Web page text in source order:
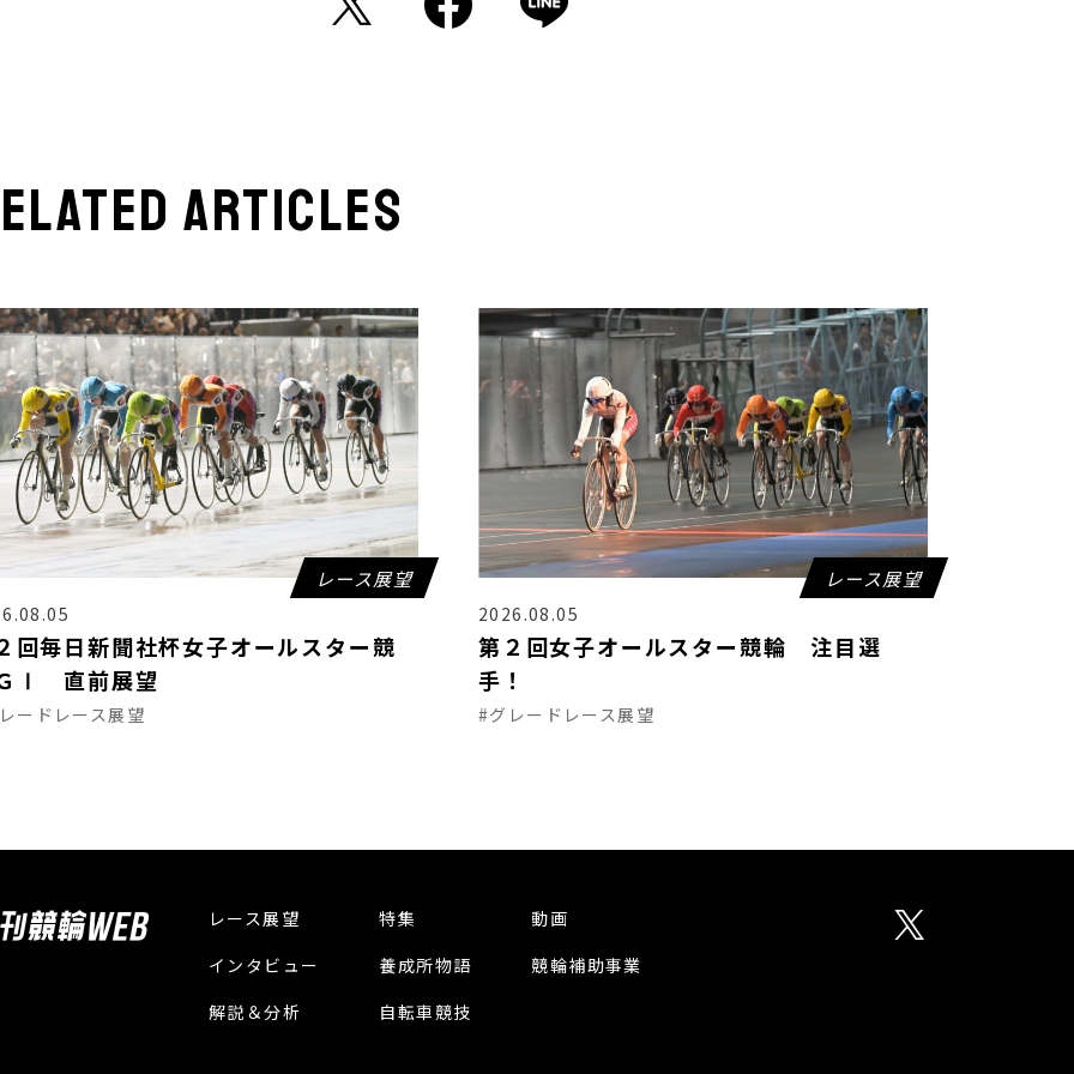
articles
レース展望
回毎日新聞社杯女子オールスター競
Ⅰ 直前展望
ードレース展望
レース展望
2026.08.05
第２回女子オールスター競輪 注目選
手！
#グレードレース展望
レース展望
インタビュー
解説＆分析
特集
養成所物語
自転車競技
動画
競輪補助事業